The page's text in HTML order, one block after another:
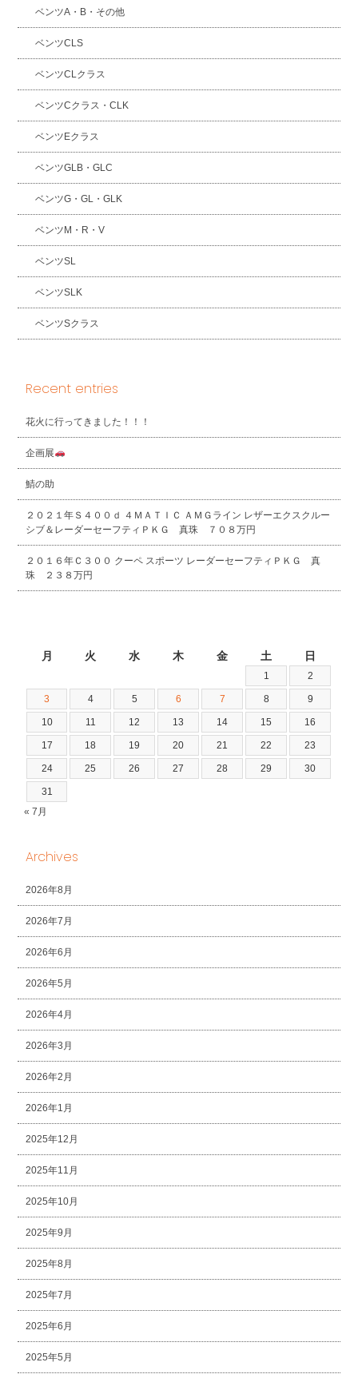
ベンツA・B・その他
ベンツCLS
ベンツCLクラス
ベンツCクラス・CLK
ベンツEクラス
ベンツGLB・GLC
ベンツG・GL・GLK
ベンツM・R・V
ベンツSL
ベンツSLK
ベンツSクラス
Recent entries
花火に行ってきました！！！
企画展
鯖の助
２０２１年Ｓ４００ｄ ４ＭＡＴＩＣ ＡＭＧライン レザーエクスクルー
シブ＆レーダーセーフティＰＫＧ 真珠 ７０８万円
２０１６年Ｃ３００ クーペ スポーツ レーダーセーフティＰＫＧ 真
珠 ２３８万円
月 火 水 木 金 土 日
1 2
3 4 5 6 7 8 9
10 11 12 13 14 15 16
17 18 19 20 21 22 23
24 25 26 27 28 29 30
31
« 7月
Archives
2026年8月
2026年7月
2026年6月
2026年5月
2026年4月
2026年3月
2026年2月
2026年1月
2025年12月
2025年11月
2025年10月
2025年9月
2025年8月
2025年7月
2025年6月
2025年5月